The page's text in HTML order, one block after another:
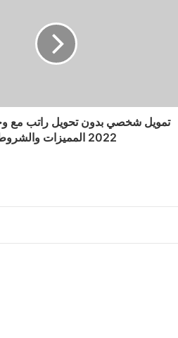
تمويل شخصي بدون تحويل راتب مع
2022 المميزات والشروط